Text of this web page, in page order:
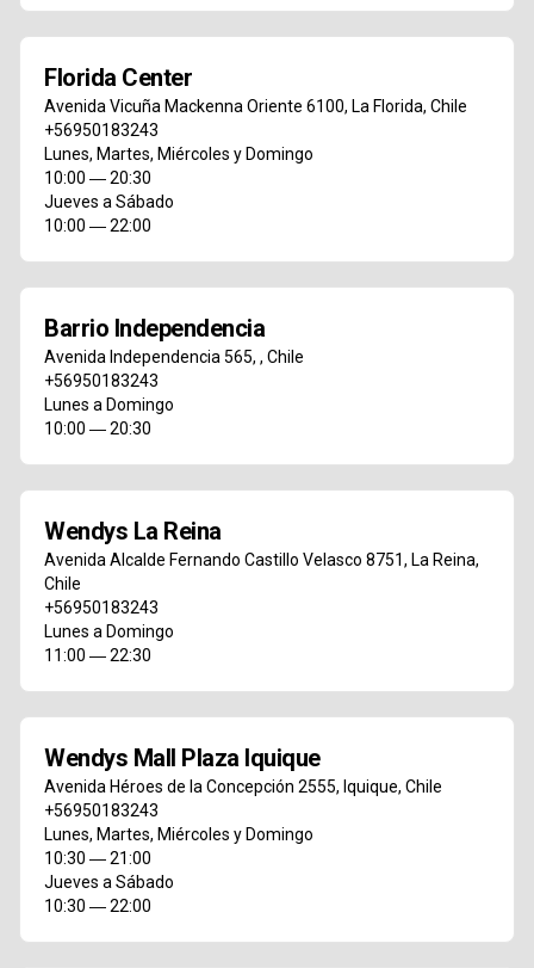
Florida Center
Avenida Vicuña Mackenna Oriente 6100, La Florida, Chile
+56950183243
Lunes, Martes, Miércoles y Domingo
10:00 ― 20:30
Jueves a Sábado
10:00 ― 22:00
Barrio Independencia
Avenida Independencia 565, , Chile
+56950183243
Lunes a Domingo
10:00 ― 20:30
Wendys La Reina
Avenida Alcalde Fernando Castillo Velasco 8751, La Reina,
Chile
+56950183243
Lunes a Domingo
11:00 ― 22:30
Wendys Mall Plaza Iquique
Avenida Héroes de la Concepción 2555, Iquique, Chile
+56950183243
Lunes, Martes, Miércoles y Domingo
10:30 ― 21:00
Jueves a Sábado
10:30 ― 22:00